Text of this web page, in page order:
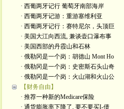
· 西葡两牙记行 葡萄牙南部海岸
· 西葡两牙记游：重游塞维利亚
· 西葡两牙记行：赛特尼尔，头顶巨
· 美国大江向西流, 兼谈壶口瀑布事
· 美国西部的丹霞山和石林
· 俄勒冈是一个岗：胡德山 Mont Ho
· 俄勒冈是一个岗：史密斯石头山奇
· 俄勒冈是一个岗：火山湖和火山公
【财务自由】
· 推荐一种新的Medicare保险
· 通货膨胀率下降了, 要不要买I-债